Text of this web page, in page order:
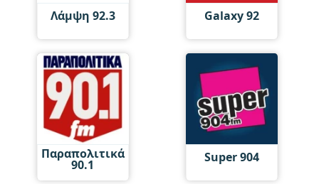
Λάμψη 92.3 Galaxy 92
Παραπολιτικά
90.1 Super 904